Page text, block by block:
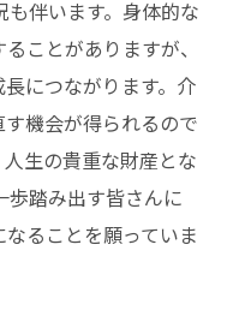
も伴います。身体的な
ことがありますが、
につながります。介
機会が得られるので
生の貴重な財産とな
歩踏み出す皆さんに
ることを願っていま